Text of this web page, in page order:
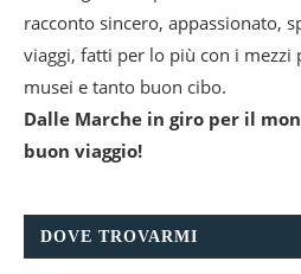
racconto sincero, appassionato,
viaggi, fatti per lo più con i mezzi
musei e tanto buon cibo.
Dalle Marche in giro per il
buon viaggio!
DOVE TROVARMI